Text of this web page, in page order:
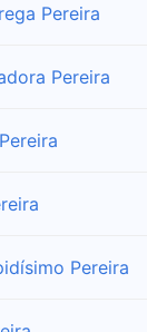
Pereira
Pereira
Pereira